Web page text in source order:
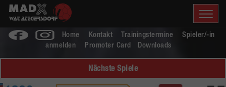
Home Kontakt Trainingstermine
Spieler/-in
anmelden
Promoter Card Downloads
Nächste Spiele